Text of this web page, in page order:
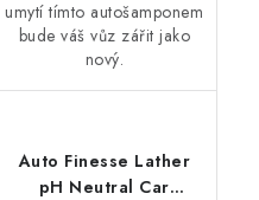
umytí tímto autošamponem
bude váš vůz zářit jako
nový.
Auto Finesse Lather
pH Neutral Car